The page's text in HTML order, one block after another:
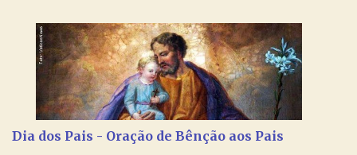
Queremos sempre lembrar-nos deste favor, da vossa intercessão
e invocar-vos como nosso patrono, para maior glória de Deus e o
bem de nossas almas. São Charbel! Rogai por Nós e por todos
aqueles que invocam o vosso nome e auxílio. Amén. Oração 2 Ó
Deus, admirável em Vossos Santos, Vós que inspirastes a São
e a força para fazer triunfar, na sua vida, o heroísmo das virtudes
Dia dos Pais - Oração de Bênção aos Pais